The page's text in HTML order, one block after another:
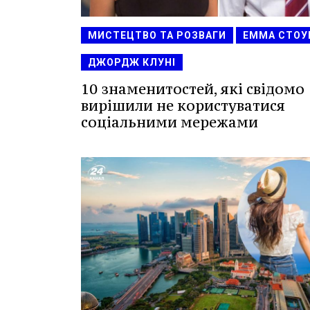
МИСТЕЦТВО ТА РОЗВАГИ ЕММА
ДЖОРДЖ КЛУНІ
10 знаменитостей, які свідомо
вирішили не користуватися
соціальними мережами